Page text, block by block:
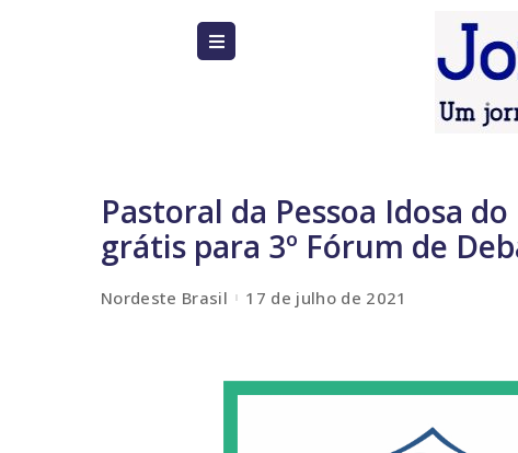
Pastoral da Pessoa Idosa
grátis para 3º Fórum de
Nordeste Brasil 17 de julho de 2021